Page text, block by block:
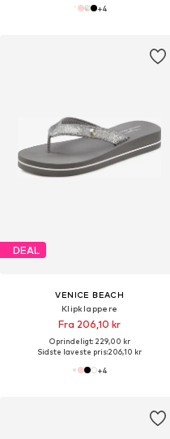
+4
DEAL
VENICE BEACH
Klipklappere
Fra 206,10 kr
Oprindeligt: 229,00 kr
Sidste laveste pris:206,10 kr
+4